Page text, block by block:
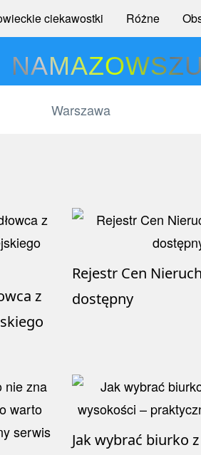
ciekawostki Różne
z
Rejestr Cen
dostępny
Jak wybrać biurko